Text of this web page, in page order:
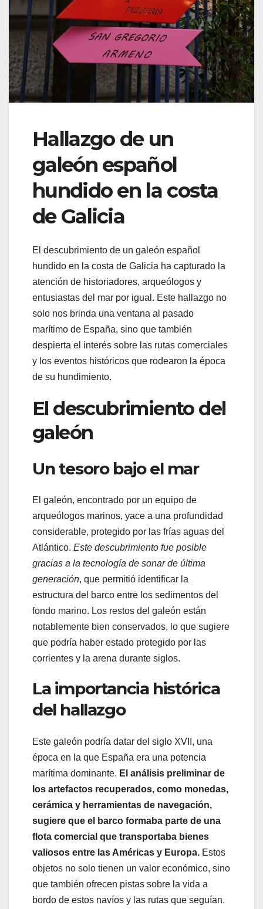
Hallazgo de un
galeón español
hundido en la costa
de Galicia
El descubrimiento de un galeón español
hundido en la costa de Galicia ha capturado la
atención de historiadores, arqueólogos y
entusiastas del mar por igual. Este hallazgo no
solo nos brinda una ventana al pasado
marítimo de España, sino que también
despierta el interés sobre las rutas comerciales
y los eventos históricos que rodearon la época
de su hundimiento.
El descubrimiento del
galeón
Un tesoro bajo el mar
El galeón, encontrado por un equipo de
arqueólogos marinos, yace a una profundidad
considerable, protegido por las frías aguas del
Atlántico. Este descubrimiento fue posible
gracias a la tecnología de sonar de última
generación, que permitió identificar la
estructura del barco entre los sedimentos del
fondo marino. Los restos del galeón están
notablemente bien conservados, lo que sugiere
que podría haber estado protegido por las
corrientes y la arena durante siglos.
La importancia histórica
del hallazgo
Este galeón podría datar del siglo XVII, una
época en la que España era una potencia
marítima dominante. El análisis preliminar de
los artefactos recuperados, como monedas,
cerámica y herramientas de navegación,
sugiere que el barco formaba parte de una
flota comercial que transportaba bienes
valiosos entre las Américas y Europa. Estos
objetos no solo tienen un valor económico, sino
que también ofrecen pistas sobre la vida a
bordo de estos navíos y las rutas que seguían.